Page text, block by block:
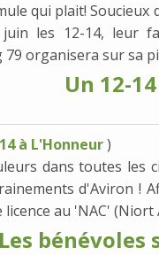
qui plait!
les 12-14, leur
organisera sur sa
Un 12-
à L'Honneur)
dans toutes les
d'Aviron !
au 'NAC' (Niort
Les bénévoles